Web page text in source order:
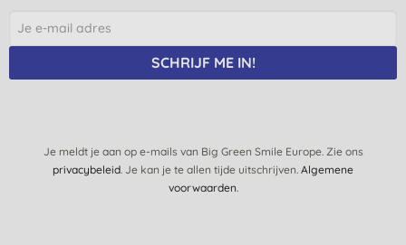
SCHRIJF ME IN!
Je meldt je aan op e-mails van Big Green Smile Europe. Zie ons
privacybeleid. Je kan je te allen tijde uitschrijven. Algemene
voorwaarden.